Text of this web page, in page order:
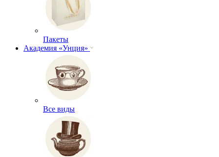
Пакеты
Академия «Унция»
Все виды